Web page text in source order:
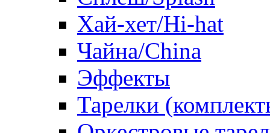
Хай-хет/Hi-hat
Чайна/China
Эффекты
Тарелки